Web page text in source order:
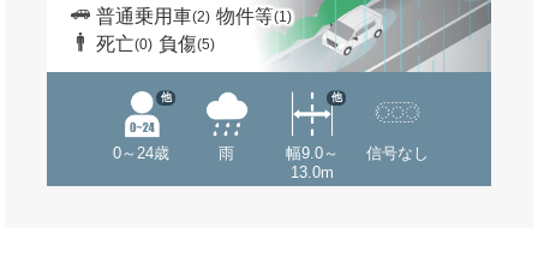
普通乗用車(2) 物件等(1)
死亡(0) 負傷(5)
0～24歳
他
雨
幅9.0～
13.0m
他
信号なし